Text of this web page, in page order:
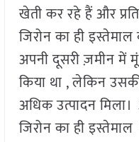
खेती कर रहे हैं और
जिरोन का ही
अपनी दूसरी ज़मीन में
किया था , लेकिन
अधिक उत्पादन
जिरोन का ही